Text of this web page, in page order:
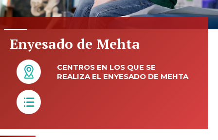
Enyesado de Mehta
CENTROS EN LOS QUE SE
REALIZA EL ENYESADO DE MEHTA